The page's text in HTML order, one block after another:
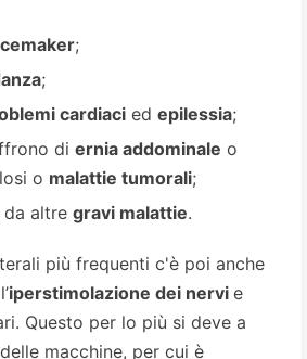
;
;
cardiaci ed epilessia;
di ernia addominale o
o malattie tumorali;
altre gravi malattie.
più frequenti c'è poi anche
iperstimolazione dei nervi e
Questo per lo più si deve a
macchine, per cui è